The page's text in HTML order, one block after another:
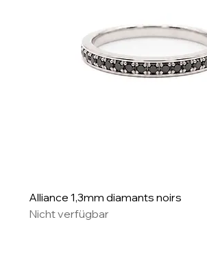
Alliance 1,3mm diamants noirs
Nicht verfügbar